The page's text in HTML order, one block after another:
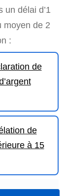
un délai d’1
moyen de 2
:
de
de
à 15